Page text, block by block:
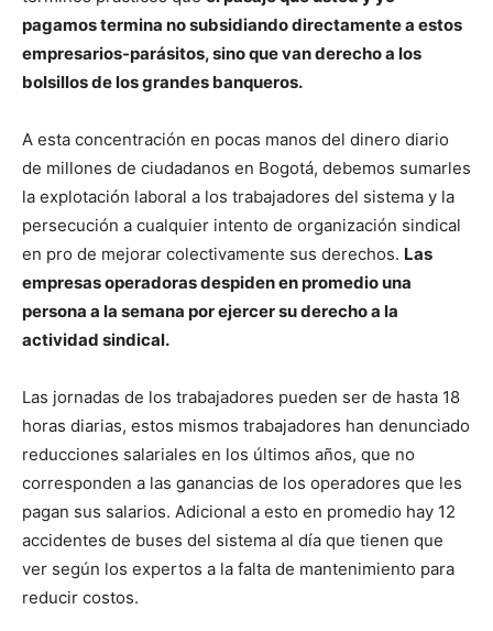
pagamos termina no subsidiando directamente a estos
empresarios-parásitos, sino que van derecho a los
bolsillos de los grandes banqueros.
A esta concentración en pocas manos del dinero diario
de millones de ciudadanos en Bogotá, debemos sumarles
la explotación laboral a los trabajadores del sistema y la
persecución a cualquier intento de organización sindical
en pro de mejorar colectivamente sus derechos. Las
empresas operadoras despiden en promedio una
persona a la semana por ejercer su derecho a la
actividad sindical.
Las jornadas de los trabajadores pueden ser de hasta 18
horas diarias, estos mismos trabajadores han denunciado
reducciones salariales en los últimos años, que no
corresponden a las ganancias de los operadores que les
pagan sus salarios. Adicional a esto en promedio hay 12
accidentes de buses del sistema al día que tienen que
ver según los expertos a la falta de mantenimiento para
reducir costos.